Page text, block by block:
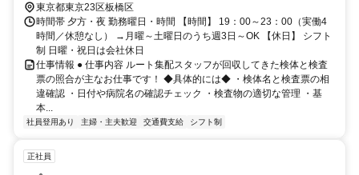
東京都東京23区板橋区
時間帯 夕方・夜 勤務曜日・時間 【時間】 19：00～23：00（実働4
時間／休憩なし） →月曜～土曜日のうち週3日～OK 【休日】 シフト
制 日曜・祝日は会社休日
仕事情報 ● 仕事内容 ルート集配スタッフが回収してきた検体と検査
票の照合が主なお仕事です！ ◆具体的には◆ ・検体名と検査票の相
違確認 ・日付や病院名の確認チェック ・検査物の適切な管理 ・基
本...
社員登用あり 主婦・主夫歓迎 交通費支給 シフト制
正社員